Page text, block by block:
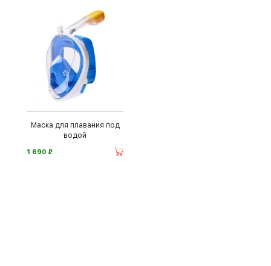
Маска для плавания под
водой
1 690 ⃏